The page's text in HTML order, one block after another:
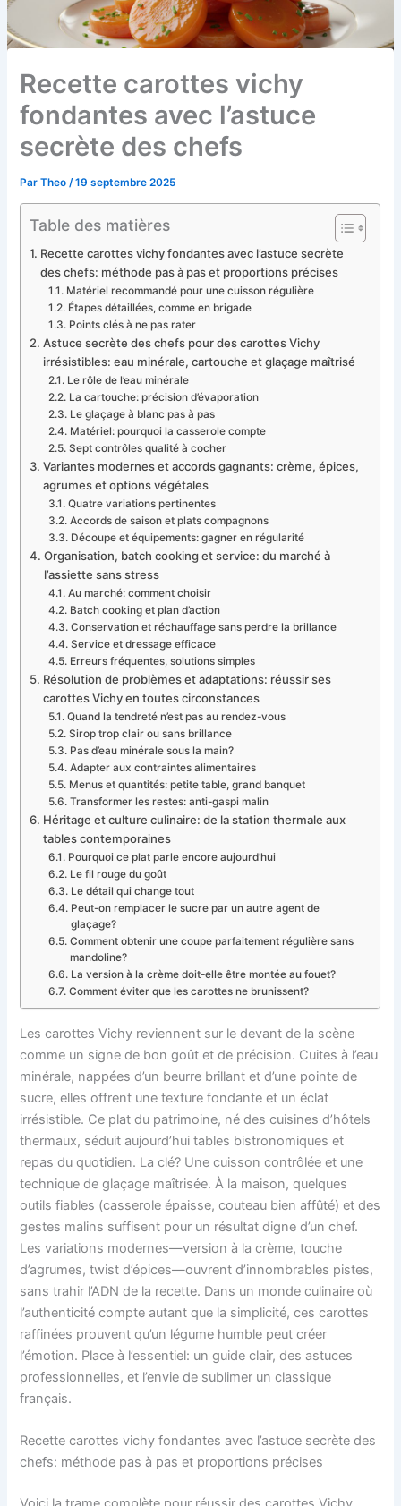
Recette carottes vichy
fondantes avec l’astuce
secrète des chefs
ParTheo /19 septembre 2025
Table des matières
Recette carottes vichy fondantes avec l’astuce secrète
des chefs: méthode pas à pas et proportions précises
Matériel recommandé pour une cuisson régulière
Étapes détaillées, comme en brigade
Points clés à ne pas rater
Astuce secrète des chefs pour des carottes Vichy
irrésistibles: eau minérale, cartouche et glaçage maîtrisé
Le rôle de l’eau minérale
La cartouche: précision d’évaporation
Le glaçage à blanc pas à pas
Matériel: pourquoi la casserole compte
Sept contrôles qualité à cocher
Variantes modernes et accords gagnants: crème, épices,
agrumes et options végétales
Quatre variations pertinentes
Accords de saison et plats compagnons
Découpe et équipements: gagner en régularité
Organisation, batch cooking et service: du marché à
l’assiette sans stress
Au marché: comment choisir
Batch cooking et plan d’action
Conservation et réchauffage sans perdre la brillance
Service et dressage efficace
Erreurs fréquentes, solutions simples
Résolution de problèmes et adaptations: réussir ses
carottes Vichy en toutes circonstances
Quand la tendreté n’est pas au rendez-vous
Sirop trop clair ou sans brillance
Pas d’eau minérale sous la main?
Adapter aux contraintes alimentaires
Menus et quantités: petite table, grand banquet
Transformer les restes: anti-gaspi malin
Héritage et culture culinaire: de la station thermale aux
tables contemporaines
Pourquoi ce plat parle encore aujourd’hui
Le fil rouge du goût
Le détail qui change tout
Peut-on remplacer le sucre par un autre agent de
glaçage?
Comment obtenir une coupe parfaitement régulière sans
mandoline?
La version à la crème doit-elle être montée au fouet?
Comment éviter que les carottes ne brunissent?
Les carottes Vichy reviennent sur le devant de la scène
comme un signe de bon goût et de précision. Cuites à l’eau
minérale, nappées d’un beurre brillant et d’une pointe de
sucre, elles offrent une texture fondante et un éclat
irrésistible. Ce plat du patrimoine, né des cuisines d’hôtels
thermaux, séduit aujourd’hui tables bistronomiques et
repas du quotidien. La clé? Une cuisson contrôlée et une
technique de glaçage maîtrisée. À la maison, quelques
outils fiables (casserole épaisse, couteau bien affûté) et des
gestes malins suffisent pour un résultat digne d’un chef.
Les variations modernes—version à la crème, touche
d’agrumes, twist d’épices—ouvrent d’innombrables pistes,
sans trahir l’ADN de la recette. Dans un monde culinaire où
l’authenticité compte autant que la simplicité, ces carottes
raffinées prouvent qu’un légume humble peut créer
l’émotion. Place à l’essentiel: un guide clair, des astuces
professionnelles, et l’envie de sublimer un classique
français.
Recette carottes vichy fondantes avec l’astuce secrète des
chefs: méthode pas à pas et proportions précises